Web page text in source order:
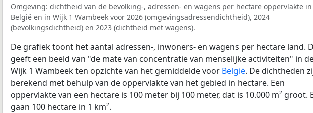
Omgeving: dichtheid van de bevolking-, adressen- en wagens per hectare oppervlakte in
België en in Wijk 1 Wambeek voor 2026 (omgevingsadressendichtheid), 2024
(bevolkingsdichtheid) en 2023 (dichtheid met wagens).
De grafiek toont het aantal adressen-, inwoners- en wagens per hectare land.
geeft een beeld van "de mate van concentratie van menselijke activiteiten" in
Wijk 1 Wambeek ten opzichte van het gemiddelde voor België. De dichtheden
berekend met behulp van de oppervlakte van het gebied in hectare. Een
oppervlakte van een hectare is 100 meter bij 100 meter, dat is 10.000 m² groot.
gaan 100 hectare in 1 km².